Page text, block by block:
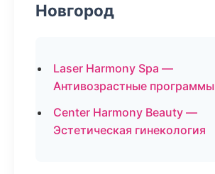
Новгород
Laser Harmony Spa —
Антивозрастные программы
Center Harmony Beauty —
Эстетическая гинекология